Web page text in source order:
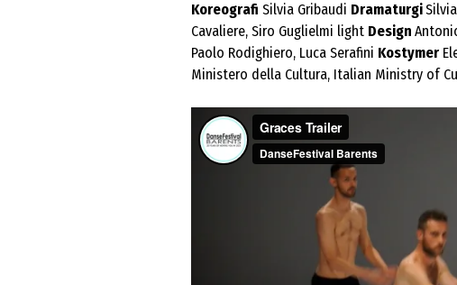
Koreografi Silvia Gribaudi Dramaturgi
Cavaliere, Siro Guglielmi light Design
Paolo Rodighiero, Luca Serafini Kostymer
Ministero della Cultura, Italian Ministry of